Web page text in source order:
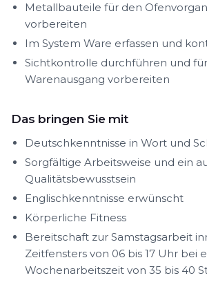
Metallbauteile für den
vorbereiten
Im System Ware erfassen und
Sichtkontrolle durchführen und
Warenausgang vorbereiten
Das bringen Sie mit
Deutschkenntnisse in Wort und
Sorgfältige Arbeitsweise und ein
Qualitätsbewusstsein
Englischkenntnisse erwünscht
Körperliche Fitness
Bereitschaft zur Samstagsarbeit
Zeitfensters von 06 bis 17 Uhr bei
Wochenarbeitszeit von 35 bis 40